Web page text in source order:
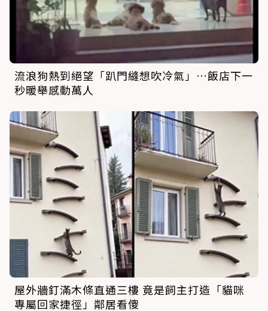
流浪狗熱到絕望「趴門縫想吹冷氣」…飯店下一
秒暖舉感動萬人
屋外牆釘滿木條直通三樓 竟是飼主打造「貓咪
專屬回家捷徑」鄰居看傻